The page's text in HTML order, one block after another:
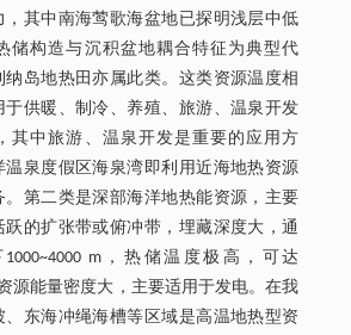
，其中南海莺歌海盆地已探明浅层中低
储构造与沉积盆地耦合特征为典型代
岛地热田亦属此类。这类资源温度相
于供暖、制冷、养殖、旅游、温泉开发
其中旅游、温泉开发是重要的应用方
温泉度假区海泉湾即利用近海地热资源
。第二类是深部海洋地热能资源，主要
的扩张带或俯冲带，埋藏深度大，通
m，热储温度极高，可达
源能量密度大，主要适用于发电。在我
、东海冲绳海槽等区域是高温地热型资